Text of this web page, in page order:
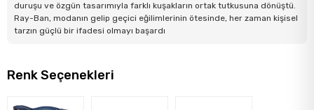
duruşu ve özgün tasarımıyla farklı kuşakların ortak tutkusuna dönüştü.
Ray-Ban, modanın gelip geçici eğilimlerinin ötesinde, her zaman kişisel
tarzın güçlü bir ifadesi olmayı başardı
Renk Seçenekleri